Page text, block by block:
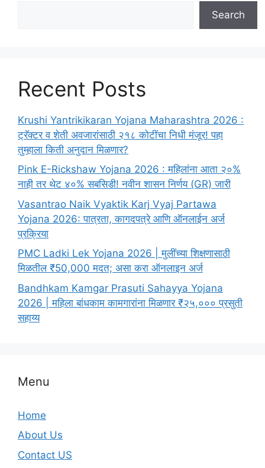
Search
Recent Posts
Krushi Yantrikikaran Yojana Maharashtra 2026 :
ट्रॅक्टर व शेती अवजारांसाठी २१८ कोटींचा निधी मंजूर! पहा
तुम्हाला किती अनुदान मिळणार?
Pink E-Rickshaw Yojana 2026 : महिलांना आता २०%
नाही तर थेट ४०% सबसिडी! नवीन शासन निर्णय (GR) जारी
Vasantrao Naik Vyaktik Karj Vyaj Partawa
Yojana 2026: पात्रता, कागदपत्रे आणि ऑनलाईन अर्ज
प्रक्रिया
PMC Ladki Lek Yojana 2026 | मुलींच्या शिक्षणासाठी
मिळतील ₹50,000 मदत; असा करा ऑनलाइन अर्ज
Bandhkam Kamgar Prasuti Sahayya Yojana
2026 | महिला बांधकाम कामगारांना मिळणार ₹२५,००० प्रसुती
सहाय्य
Menu
Home
About Us
Contact US